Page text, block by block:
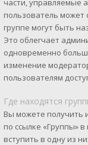
части, управляемые
пользователь может
группе могут быть
Это облегчает
одновременно
изменение
пользователям
Где находятся
Вы можете получить
по ссылке «Группы»
вступить в одну из